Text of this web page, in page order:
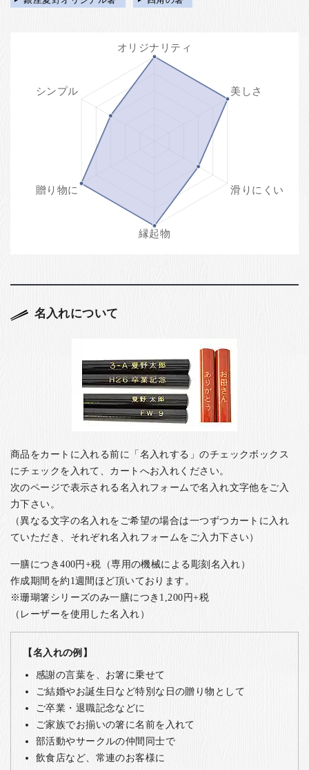
名入れについて
商品をカートに入れる前に「名入れする」のチェックボックス
にチェックを入れて、カートへお入れください。
次のページで表示される名入れフォームで名入れ文字他をご入
力下さい。
（異なる文字の名入れをご希望の場合は一つずつカートに入れ
ていただき、それぞれ名入れフォームをご入力下さい）
一膳につき400円+税（専用の機械による彫刻名入れ）
作成期間を約1週間ほど頂いております。
※珊瑚箸シリーズのみ一膳につき1,200円+税
（レーザーを使用した名入れ）
【名入れの例】
感謝の言葉を、お箸に乗せて
ご結婚やお誕生日など特別な日の贈り物として
ご卒業・退職記念などに
ご家族でお揃いの箸に名前を入れて
部活動やサークルの仲間同士で
飲食店など、常連のお客様に